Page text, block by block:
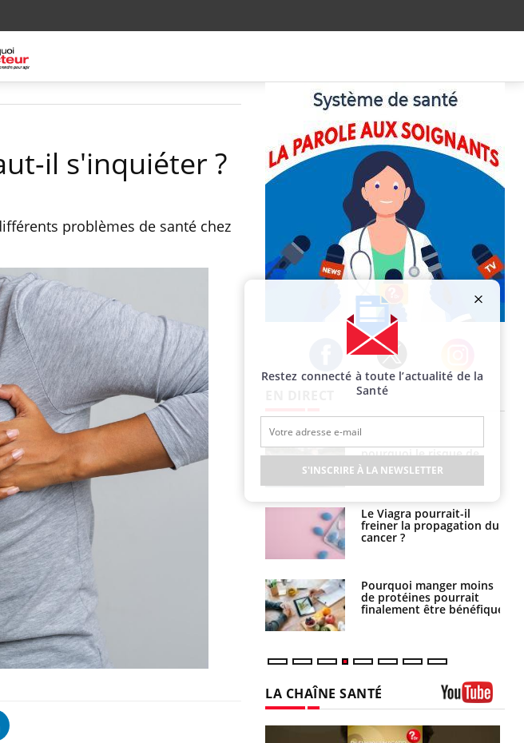
il s'inquiéter ?
problèmes de santé chez
Facebook Twitter Instagram
1
os
La sieste empêche-t-elle
de dormir la nuit ? pourquoi le risque de
noyade grimpe-t-il ?
Le Viagra pourrait-il
freiner la propagation du
cancer ?
Pourquoi manger moins
de protéines pourrait
finalement être bénéfique
LA CHAÎNE SANTÉ
Restez connecté à toute l’actualité de la
Santé
S'INSCRIRE À LA NEWSLETTER